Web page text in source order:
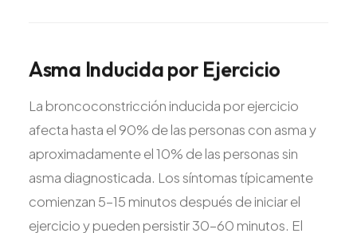
Asma InducidaporEjercicio
La broncoconstricción inducida por ejercicio
afecta hasta el 90% de las personas con asma y
aproximadamente el 10% de las personas sin
asma diagnosticada. Los síntomas típicamente
comienzan 5-15 minutos después de iniciar el
ejercicio y pueden persistir 30-60 minutos. El